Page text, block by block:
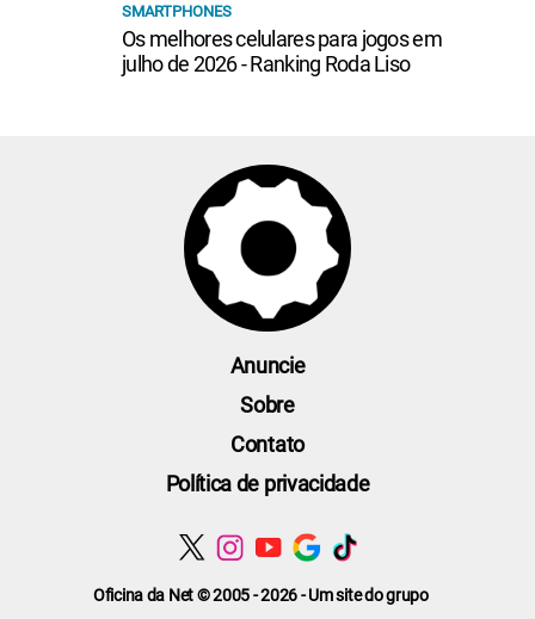
SMARTPHONES
Os melhores celulares para jogos em
julho de 2026 - Ranking Roda Liso
Oficina da Net © 2005 - 2026 - Um site do grupo
Anuncie
Sobre
Contato
Política de privacidade